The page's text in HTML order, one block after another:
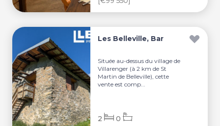
Les Belleville, Bar
Située au-dessus du village de
Villarenger (à 2 km de St
Martin de Belleville), cette
vente est comp...
2 0